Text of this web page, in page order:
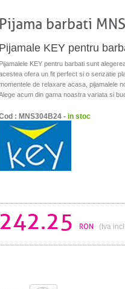
Pijama barbati
Pijamale KEY pentru
Pijamalele KEY pentru barbati sunt
ofera un fit perfect si o senzatie
de relaxare acasa, pijamalele
acum din gama noastra variata si
: MNS304B24 - in stoc
242.25 RON (tva